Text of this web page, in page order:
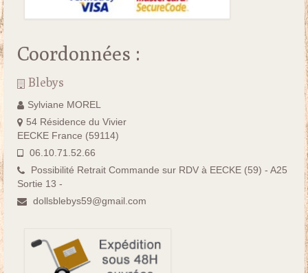
Coordonnées :
Blebys
Sylviane MOREL
54 Résidence du Vivier
EECKE France (59114)
06.10.71.52.66
Possibilité Retrait Commande sur RDV à EECKE (59) - A25
Sortie 13 -
dollsblebys59@gmail.com